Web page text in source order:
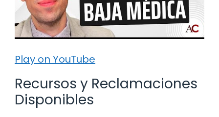
Play on YouTube
Recursos y Reclamaciones
Disponibles